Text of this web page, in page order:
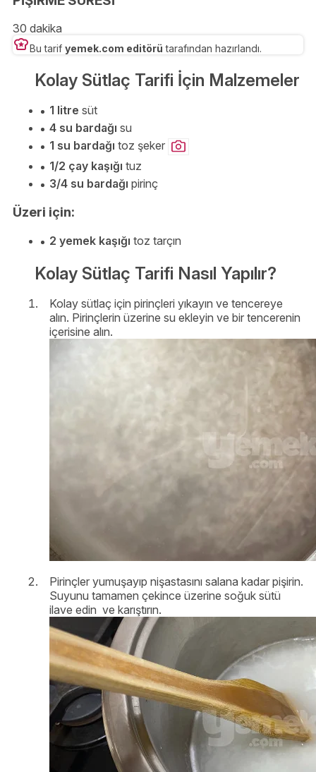
30 dakika
Bu tarif yemek.com editörü tarafından hazırlandı.
Kolay Sütlaç Tarifi İçin Malzemeler
1 litre süt
4 su bardağı su
1 su bardağı toz şeker
1/2 çay kaşığı tuz
3/4 su bardağı pirinç
Üzeri için:
2 yemek kaşığı toz tarçın
Kolay Sütlaç Tarifi Nasıl Yapılır?
Kolay sütlaç için pirinçleri yıkayın ve tencereye
alın. Pirinçlerin üzerine su ekleyin ve bir tencerenin
içerisine alın.
Pirinçler yumuşayıp nişastasını salana kadar pişirin.
Suyunu tamamen çekince üzerine soğuk sütü
ilave edin ve karıştırın.